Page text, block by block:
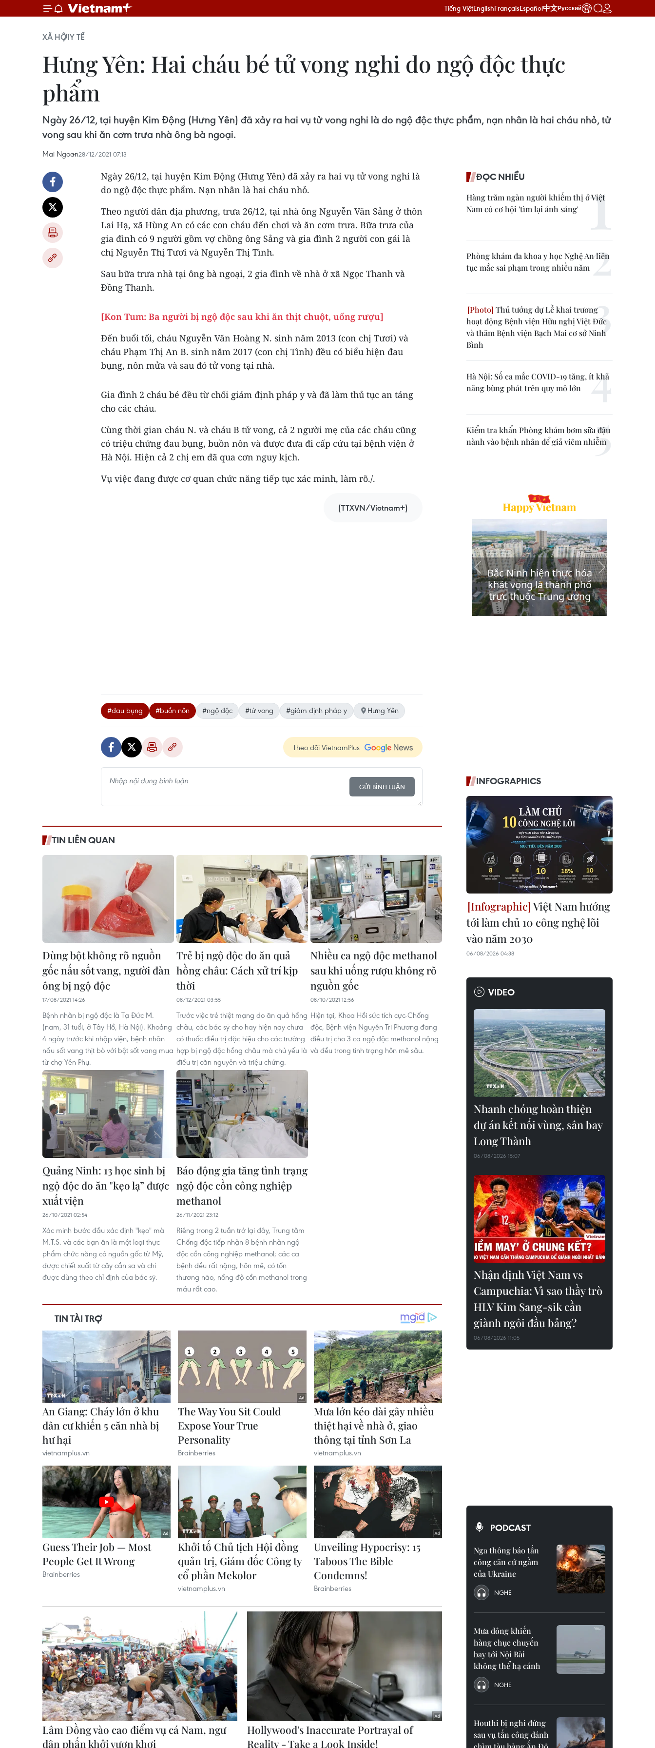
Tiếng ViệtEnglishFrançaisEspañol中文Русский
XÃ HỘIY TẾ
Hưng Yên: Hai cháu bé tử vong nghi do ngộ độc thực
phẩm
Ngày 26/12, tại huyện Kim Động (Hưng Yên) đã xảy ra hai vụ tử vong nghi là do ngộ độc thực phẩm, nạn nhân là hai cháu nhỏ, tử
vong sau khi ăn cơm trưa nhà ông bà ngoại.
Mai Ngoan28/12/2021 07:13
Ngày 26/12, tại huyện Kim Động (Hưng Yên) đã xảy ra hai vụ tử vong nghi là
do ngộ độc thực phẩm. Nạn nhân là hai cháu nhỏ.
Theo người dân địa phương, trưa 26/12, tại nhà ông Nguyễn Văn Sảng ở thôn
Lai Hạ, xã Hùng An có các con cháu đến chơi và ăn cơm trưa. Bữa trưa của
gia đình có 9 người gồm vợ chồng ông Sảng và gia đình 2 người con gái là
chị Nguyễn Thị Tươi và Nguyễn Thị Tình.
Sau bữa trưa nhà tại ông bà ngoại, 2 gia đình về nhà ở xã Ngọc Thanh và
Đồng Thanh.
[Kon Tum: Ba người bị ngộ độc sau khi ăn thịt chuột, uống rượu]
Đến buổi tối, cháu Nguyễn Văn Hoàng N. sinh năm 2013 (con chị Tươi) và
cháu Phạm Thị An B. sinh năm 2017 (con chị Tình) đều có biểu hiện đau
bụng, nôn mửa và sau đó tử vong tại nhà.
Gia đình 2 cháu bé đều từ chối giám định pháp y và đã làm thủ tục an táng
cho các cháu.
Cùng thời gian cháu N. và cháu B tử vong, cả 2 người mẹ của các cháu cũng
có triệu chứng đau bụng, buồn nôn và được đưa đi cấp cứu tại bệnh viện ở
Hà Nội. Hiện cả 2 chị em đã qua cơn nguy kịch.
Vụ việc đang được cơ quan chức năng tiếp tục xác minh, làm rõ./.
(TTXVN/Vietnam+)
#đau bụng #buồn nôn #ngộ độc #tử vong #giám định pháp y Hưng Yên
Theo dõi VietnamPlus
GỬI BÌNH LUẬN
TIN LIÊN QUAN
Dùng bột không rõ nguồn
gốc nấu sốt vang, người đàn
ông bị ngộ độc
17/08/2021 14:26
Bệnh nhân bị ngộ độc là Tạ Đức M.
(nam, 31 tuổi, ở Tây Hồ, Hà Nội). Khoảng
4 ngày trước khi nhập viện, bệnh nhân
nấu sốt vang thịt bò với bột sốt vang mua
từ chợ Yên Phụ.
Trẻ bị ngộ độc do ăn quả
hồng châu: Cách xử trí kịp
thời
08/12/2021 03:55
Trước việc trẻ thiệt mạng do ăn quả hồng
châu, các bác sỹ cho hay hiện nay chưa
có thuốc điều trị đặc hiệu cho các trường
hợp bị ngộ độc hồng châu mà chủ yếu là
điều trị căn nguyên và triệu chứng.
​Nhiều ca ngộ độc methanol
sau khi uống rượu không rõ
nguồn gốc
08/10/2021 12:56
Hiện tại, Khoa Hồi sức tích cực-Chống
độc, Bệnh viện Nguyễn Tri Phương đang
điều trị cho 3 ca ngộ độc methanol nặng
và đều trong tình trạng hôn mê sâu.
Quảng Ninh: 13 học sinh bị
ngộ độc do ăn "kẹo lạ” được
xuất viện
26/10/2021 02:54
Xác minh bước đầu xác định "kẹo" mà
M.T.S. và các bạn ăn là một loại thực
phẩm chức năng có nguồn gốc từ Mỹ,
được chiết xuất từ cây cần sa và chỉ
được dùng theo chỉ định của bác sỹ.
Báo động gia tăng tình trạng
ngộ độc cồn công nghiệp
methanol
26/11/2021 23:12
Riêng trong 2 tuần trở lại đây, Trung tâm
Chống độc tiếp nhận 8 bệnh nhân ngộ
độc cồn công nghiệp methanol; các ca
bệnh đều rất nặng, hôn mê, có tổn
thương não, nồng độ cồn methanol trong
máu rất cao.
ĐỌC NHIỀU
Hàng trăm ngàn người khiếm thị ở Việt
Nam có cơ hội 'tìm lại ánh sáng'
Phòng khám đa khoa y học Nghệ An liên
tục mắc sai phạm trong nhiều năm
Thủ tướng dự Lễ khai trương
hoạt động Bệnh viện Hữu nghị Việt Đức
và thăm Bệnh viện Bạch Mai cơ sở Ninh
Bình
Hà Nội: Số ca mắc COVID-19 tăng, ít khả
năng bùng phát trên quy mô lớn
Kiểm tra khẩn Phòng khám bơm sữa đậu
nành vào bệnh nhân để giả viêm nhiễm
INFOGRAPHICS
Việt Nam hướng
tới làm chủ 10 công nghệ lõi
vào năm 2030
06/08/2026 04:38
VIDEO
Nhanh chóng hoàn thiện
dự án kết nối vùng, sân bay
Long Thành
06/08/2026 15:07
Nhận định Việt Nam vs
Campuchia: Vì sao thầy trò
HLV Kim Sang-sik cần
giành ngôi đầu bảng?
06/08/2026 11:05
PODCAST
Nga thông báo tấn
công căn cứ ngầm
của Ukraine
NGHE
Mưa dông khiến
hàng chục chuyến
bay tới Nội Bài
không thể hạ cánh
NGHE
Houthi bị nghi đứng
sau vụ tấn công đánh